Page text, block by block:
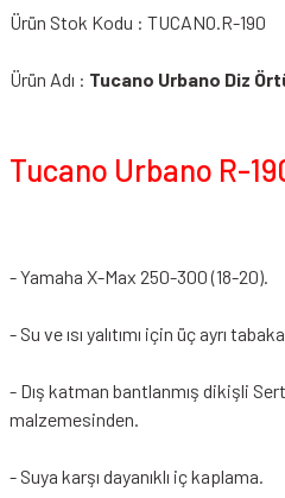
Ürün Stok Kodu : TUCANO.R-190
Ürün Adı : Tucano Urbano Diz
Tucano Urbano R-
- Yamaha X-Max 250-300 (18-20).
- Su ve ısı yalıtımı için üç ayrı
- Dış katman bantlanmış dikişli
malzemesinden.
- Suya karşı dayanıklı iç kaplama.